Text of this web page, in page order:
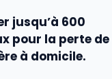
jusqu’à 600
pour la perte de
à domicile.